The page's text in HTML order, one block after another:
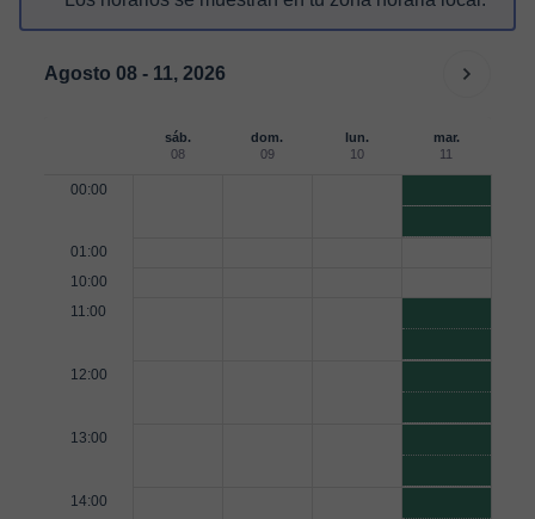
Agosto 08 - 11, 2026
sáb.
08
dom.
09
lun.
10
mar.
11
00:00
01:00
10:00
11:00
12:00
13:00
14:00